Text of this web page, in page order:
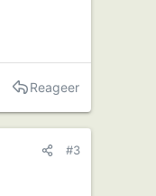
Reageer
#3